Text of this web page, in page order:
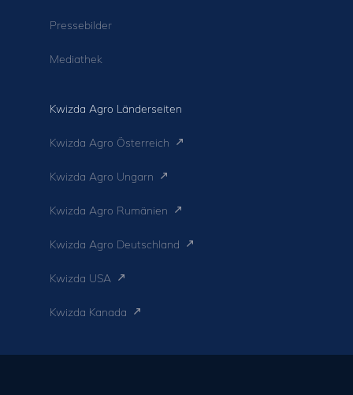
Pressebilder
Mediathek
Kwizda Agro Länderseiten
Kwizda Agro Österreich
Kwizda Agro Ungarn
Kwizda Agro Rumänien
Kwizda Agro Deutschland
Kwizda USA
Kwizda Kanada